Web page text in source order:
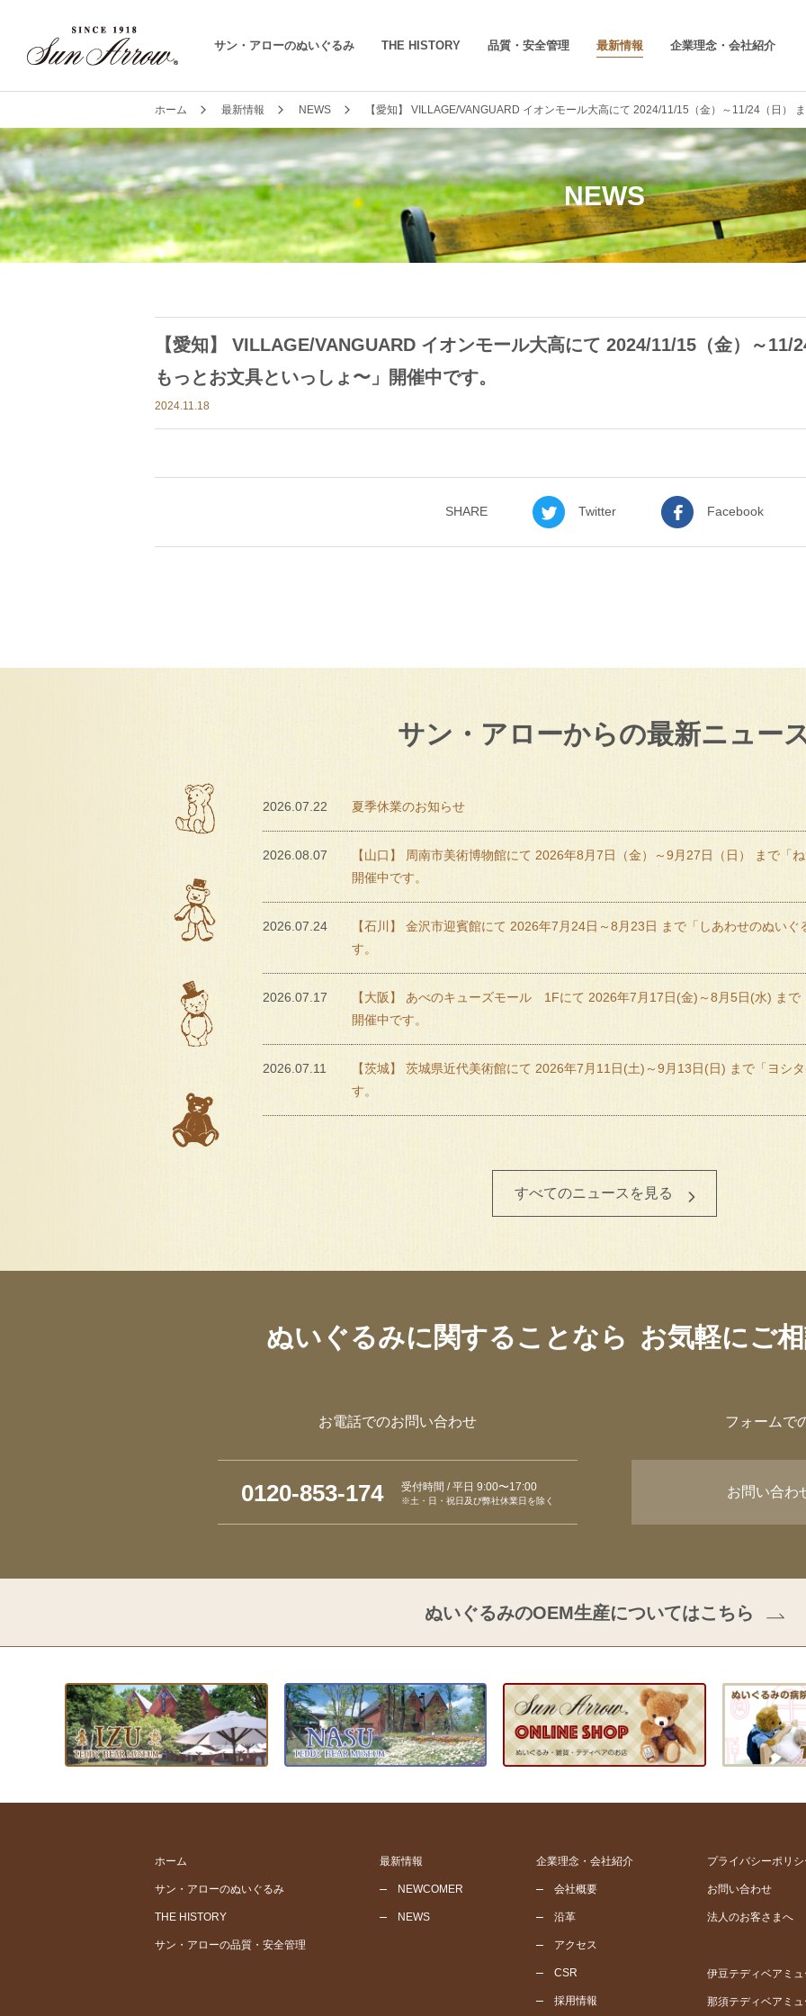
サン・アローのぬいぐるみ THE HISTORY 品質・安全管理 最新情報 企業理念・会社紹介
ホーム 最新情報 NEWS 【愛知】 VILLAGE/VANGUARD イオンモール大高にて 2024/11/15（金）～11/24（日） まで「
NEWS
【愛知】 VILLAGE/VANGUARD イオンモール大高にて 2024/11/15（金）～11/
もっとお文具といっしょ〜」開催中です。
2024.11.18
SHARE Twitter Facebook
サン・アローからの最新ニュー
2026.07.22 夏季休業のお知らせ
2026.08.07
【山口】 周南市美術博物館にて 2026年8月7日（金）～9月27日（日） まで「
開催中です。
2026.07.24
【石川】 金沢市迎賓館にて 2026年7月24日～8月23日 まで「しあわせのぬい
す。
2026.07.17
【大阪】 あべのキューズモール 1Fにて 2026年7月17日(金)～8月5日(水) まで
開催中です。
2026.07.11
【茨城】 茨城県近代美術館にて 2026年7月11日(土)～9月13日(日) まで「ヨシ
す。
すべてのニュースを見る
ぬいぐるみに関することなら お気軽にご
お電話でのお問い合わせ
0120-853-174 受付時間 / 平日 9:00〜17:00
※土・日・祝日及び弊社休業日を除く
フォームで
お問い合わ
ぬいぐるみのOEM生産についてはこちら
ホーム
サン・アローのぬいぐるみ
THE HISTORY
サン・アローの品質・安全管理
最新情報
NEWCOMER
NEWS
企業理念・会社紹介
会社概要
沿革
アクセス
CSR
採用情報
プライバシーポリシ
お問い合わせ
法人のお客さまへ
伊豆テディベアミ
那須テディベアミ